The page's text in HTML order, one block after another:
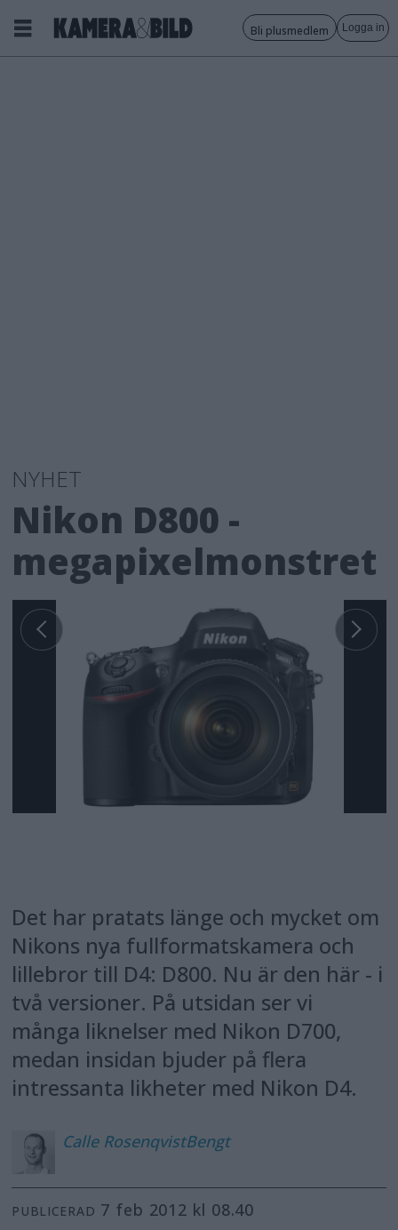
Bli plusmedlem Logga in
NYHET
Nikon D800 -
megapixelmonstret
Det har pratats länge och mycket om
Nikons nya fullformatskamera och
lillebror till D4: D800. Nu är den här - i
två versioner. På utsidan ser vi
många liknelser med Nikon D700,
medan insidan bjuder på flera
intressanta likheter med Nikon D4.
Calle RosenqvistBengt
PUBLICERAD 7 feb 2012 kl 08.40